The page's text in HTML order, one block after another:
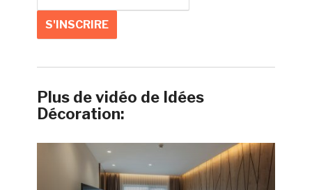
Plus de vidéo de Idées
Décoration: